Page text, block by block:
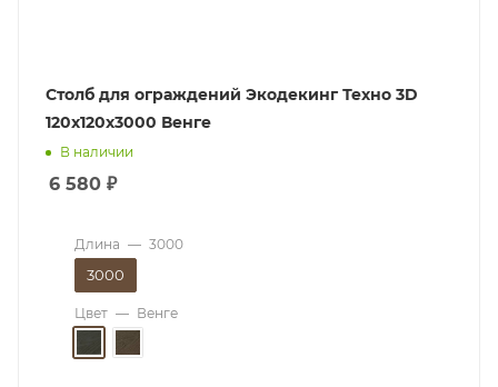
Столб для ограждений Экодекинг Техно 3D
120x120x3000 Венге
В наличии
6 580 ₽
Длина — 3000
3000
Цвет — Венге